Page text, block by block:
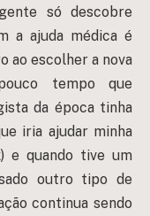
só descobre
a ajuda médica é
ao escolher a nova
tempo que
da época tinha
iria ajudar minha
e quando tive um
outro tipo de
continua sendo